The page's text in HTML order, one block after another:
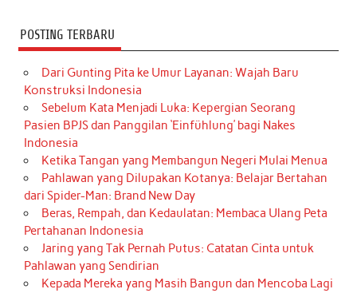
POSTING TERBARU
Dari Gunting Pita ke Umur Layanan: Wajah Baru
Konstruksi Indonesia
Sebelum Kata Menjadi Luka: Kepergian Seorang
Pasien BPJS dan Panggilan ‘Einfühlung’ bagi Nakes
Indonesia
Ketika Tangan yang Membangun Negeri Mulai Menua
Pahlawan yang Dilupakan Kotanya: Belajar Bertahan
dari Spider-Man: Brand New Day
Beras, Rempah, dan Kedaulatan: Membaca Ulang Peta
Pertahanan Indonesia
Jaring yang Tak Pernah Putus: Catatan Cinta untuk
Pahlawan yang Sendirian
Kepada Mereka yang Masih Bangun dan Mencoba Lagi